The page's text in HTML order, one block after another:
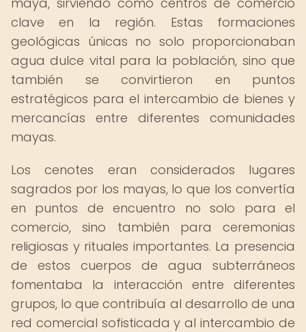
clave en la región. Estas formaciones
geológicas únicas no solo proporcionaban
agua dulce vital para la población, sino que
también se convirtieron en puntos
estratégicos para el intercambio de bienes y
mercancías entre diferentes comunidades
mayas.
Los cenotes eran considerados lugares
sagrados por los mayas, lo que los convertía
en puntos de encuentro no solo para el
comercio, sino también para ceremonias
religiosas y rituales importantes. La presencia
de estos cuerpos de agua subterráneos
fomentaba la interacción entre diferentes
grupos, lo que contribuía al desarrollo de una
red comercial sofisticada y al intercambio de